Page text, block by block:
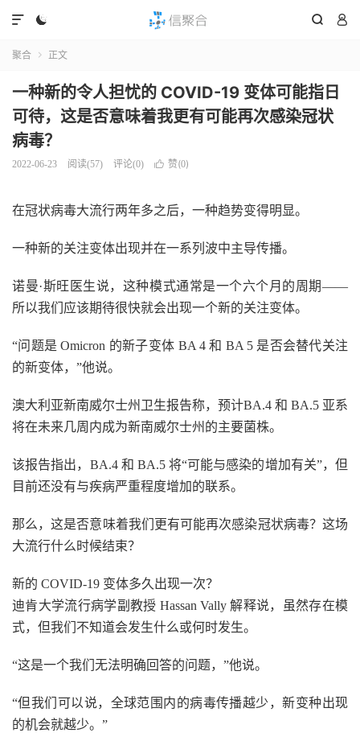
  

聚合  正文
一种新的令人担忧的 COVID-19 变体可能指日
可待，这是否意味着我更有可能再次感染冠状
病毒？
2022-06-23 阅读(57) 评论(0)  赞(0)
在冠状病毒大流行两年多之后，一种趋势变得明显。
一种新的关注变体出现并在一系列波中主导传播。
诺曼·斯旺医生说，这种模式通常是一个六个月的周期——
所以我们应该期待很快就会出现一个新的关注变体。
“问题是 Omicron 的新子变体 BA 4 和 BA 5 是否会替代关注
的新变体，”他说。
澳大利亚新南威尔士州卫生报告称，预计BA.4 和 BA.5 亚系
将在未来几周内成为新南威尔士州的主要菌株。
该报告指出，BA.4 和 BA.5 将“可能与感染的增加有关”，但
目前还没有与疾病严重程度增加的联系。
那么，这是否意味着我们更有可能再次感染冠状病毒？这场
大流行什么时候结束？
新的 COVID-19 变体多久出现一次？
迪肯大学流行病学副教授 Hassan Vally 解释说，虽然存在模
式，但我们不知道会发生什么或何时发生。
“这是一个我们无法明确回答的问题，”他说。
“但我们可以说，全球范围内的病毒传播越少，新变种出现
的机会就越少。”